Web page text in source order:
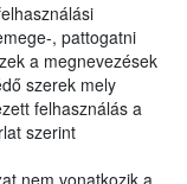
, pattogatni
a megnevezések
szerek mely
felhasználás a
szerint